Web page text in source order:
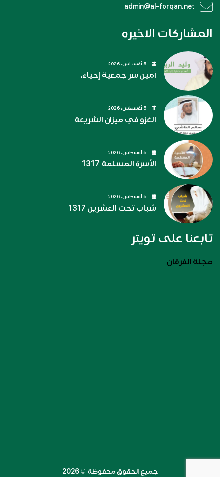
admin@al-forqan.net
المشاركات الاخيره
أمين سر جمعية إحياء.
الغزو في ميزان الشريعة
الأسرة المسلمة 1317
شباب تحت العشرين 1317
تابعنا على تويتر
مجلة الفرقان
جميع الحقوق محفوظة ©️ 2026